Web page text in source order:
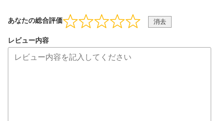
あなたの総合評価 消去
レビュー内容